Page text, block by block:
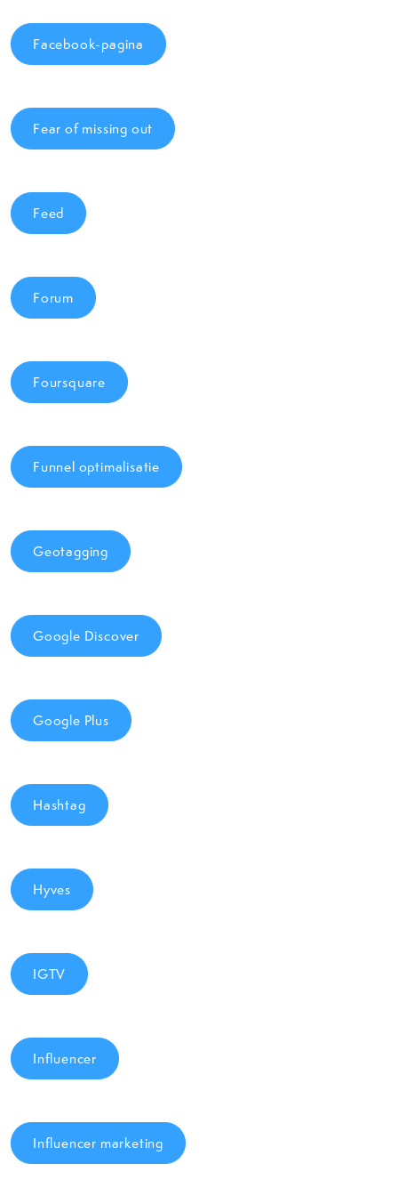
Facebook-pagina
Fear of missing out
Feed
Forum
Foursquare
Funnel optimalisatie
Geotagging
Google Discover
Google Plus
Hashtag
Hyves
IGTV
Influencer
Influencer marketing